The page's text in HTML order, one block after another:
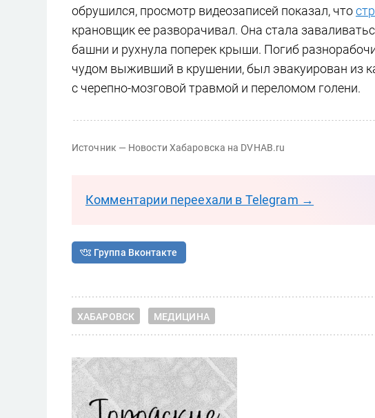
обрушился, просмотр видеозаписей показал, что
крановщик ее разворачивал. Она стала
башни и рухнула поперек крыши. Погиб
чудом выживший в крушении, был эвакуирован из
с черепно-мозговой травмой и переломом голени.
Источник — Новости Хабаровска на DVHAB.ru
Комментарии переехали в Telegram →
Группа Вконтакте
ХАБАРОВСК МЕДИЦИНА